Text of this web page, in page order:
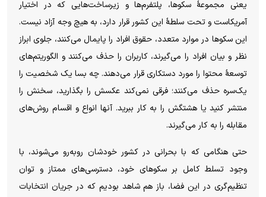
یعنی مجموعهٔ سکوها، پلتفرم‌ها و زیرساخت‌هایی که در اختیار
آمریکاست و تحت سلطهٔ این کشور قرار دارد، به هیچ وجه آزاد نیست.
این سکو‌ها در موارد متعدد، حقوق افراد را پایمال می‌کنند، جلوی ابراز
نظر و بیان افراد را می‌گیرند، کاربران را حذف می‌کنند و الگوریتم‌های
توسعهٔ محتوا را مورد دستکاری قرار می‌دهند. چه بسا یک شخصیت را
یک‌سره حذف می‌کنند؛ فرقی نمی‌کند عکسش را بگذارید، سخنش را
منتشر کنید یا هشتگش را به کار ببرید. آنها انواع و اقسام روش‌های
مقابله را به کار می‌گیرند.
حتی هنگامی که با بحرانی در کشور خودشان روبه‌رو می‌شوند، با
وجود تسلط کامل بر سکو‌های خود، دسترسی‌های ممتاز و توان
تنظیم‌گری در این فضا، باز هم شاهد بودیم که در جریان انتخابات